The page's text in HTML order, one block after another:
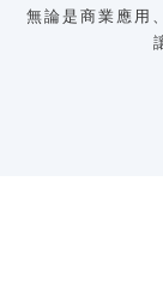
無論是商業應用